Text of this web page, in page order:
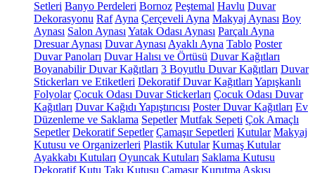
Setleri Banyo Perdeleri Bornoz Peştemal Havlu Duvar
Dekorasyonu Raf Ayna Çerçeveli Ayna Makyaj Aynası Boy
Aynası Salon Aynası Yatak Odası Aynası Parçalı Ayna
Dresuar Aynası Duvar Aynası Ayaklı Ayna Tablo Poster
Duvar Panoları Duvar Halısı ve Örtüsü Duvar Kağıtları
Boyanabilir Duvar Kağıtları 3 Boyutlu Duvar Kağıtları Duvar
Stickerları ve Etiketleri Dekoratif Duvar Kağıtları Yapışkanlı
Folyolar Çocuk Odası Duvar Stickerları Çocuk Odası Duvar
Kağıtları Duvar Kağıdı Yapıştırıcısı Poster Duvar Kağıtları Ev
Düzenleme ve Saklama Sepetler Mutfak Sepeti Çok Amaçlı
Sepetler Dekoratif Sepetler Çamaşır Sepetleri Kutular Makyaj
Kutusu ve Organizerleri Plastik Kutular Kumaş Kutular
Ayakkabı Kutuları Oyuncak Kutuları Saklama Kutusu
Dekoratif Kutu Takı Kutusu Çamaşır Kurutma Askısı